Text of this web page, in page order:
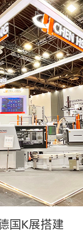
国K展搭建